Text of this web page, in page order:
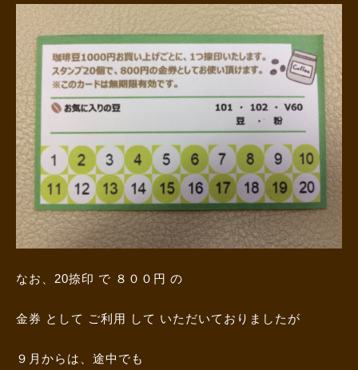
なお、20捺印 で ８００円 の
金券 として ご利用 して いただいておりましたが
９月からは、途中でも